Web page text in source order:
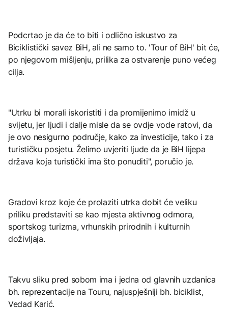
Podcrtao je da će to biti i odlično iskustvo za
Biciklistički savez BiH, ali ne samo to. 'Tour of BiH' bit će,
po njegovom mišljenju, prilika za ostvarenje puno većeg
cilja.
"Utrku bi morali iskoristiti i da promijenimo imidž u
svijetu, jer ljudi i dalje misle da se ovdje vode ratovi, da
je ovo nesigurno područje, kako za investicije, tako i za
turističku posjetu. Želimo uvjeriti ljude da je BiH lijepa
država koja turistički ima što ponuditi", poručio je.
Gradovi kroz koje će prolaziti utrka dobit će veliku
priliku predstaviti se kao mjesta aktivnog odmora,
sportskog turizma, vrhunskih prirodnih i kulturnih
doživljaja.
Takvu sliku pred sobom ima i jedna od glavnih uzdanica
bh. reprezentacije na Touru, najuspješniji bh. biciklist,
Vedad Karić.